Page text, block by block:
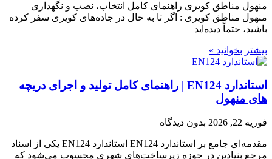
منهول مناطق کویری راهنمای کامل انتخاب، نصب و نگهداری
منهول مناطق کویری : اگر تا به حال در جاده‌های کویری سفر کرده
باشید، حتماً دیده‌اید
بیشتر بخوانید »
استاندارد EN124 | راهنمای کامل تولید و اجرای دریچه‌
های منهول
فوریه 22, 2026 بدون دیدگاه
مقدمه‌ای جامع بر استاندارد EN124 استاندارد EN124 یکی از اسناد
مرجع بنیادین در حوزه زیرساخت‌های شهری محسوب می‌شود که